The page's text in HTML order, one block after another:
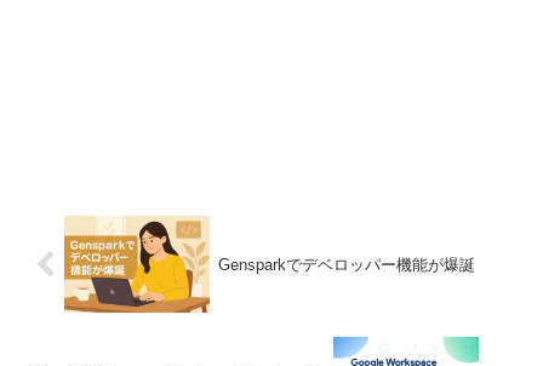
Gensparkでデベロッパー機能が爆誕